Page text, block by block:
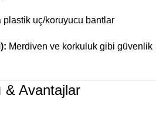
plastik uç/koruyucu bantlar
Merdiven ve korkuluk gibi güvenlik
& Avantajlar